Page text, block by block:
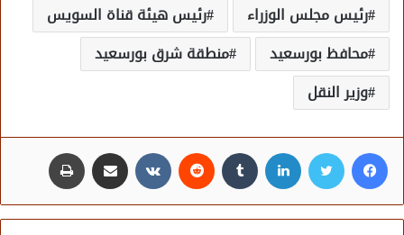
رئيس مجلس الوزراء
رئيس هيئة قناة السويس
محافظ بورسعيد
منطقة شرق بورسعيد
وزير النقل
فيسبوك تويتر لينكدإن مشاركة عبر البريد